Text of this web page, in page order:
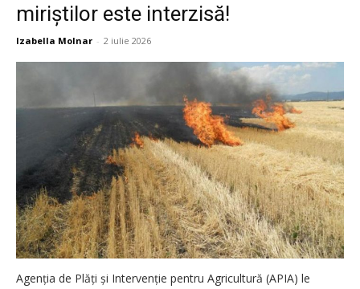
miriștilor este interzisă!
Izabella Molnar - 2 iulie 2026
Agenția de Plăți și Intervenție pentru Agricultură (APIA) le